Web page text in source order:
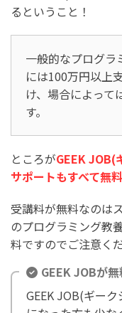
るということ！
一般的なプログラ
には100万円以上
け、場合によって
す。
ところがGEEK JOB(
サポートもすべて無料
受講料が無料なのは
のプログラミング教
料ですのでご注意く
GEEK JOBが
GEEK JOB(ギー